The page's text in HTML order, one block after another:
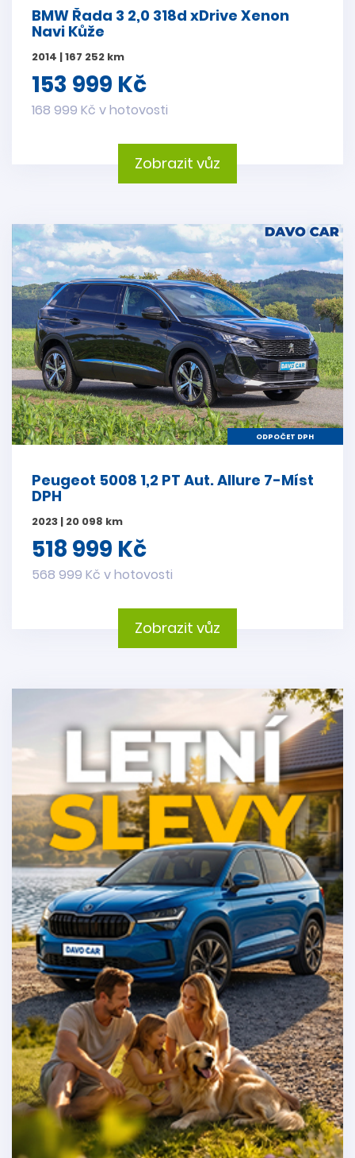
BMW Řada 3 2,0 318d xDrive Xenon
Navi Kůže
2014 | 167 252 km
153 999 Kč
168 999 Kč v hotovosti
Zobrazit vůz
ODPOČET DPH
Peugeot 5008 1,2 PT Aut. Allure 7-Míst
DPH
2023 | 20 098 km
518 999 Kč
568 999 Kč v hotovosti
Zobrazit vůz